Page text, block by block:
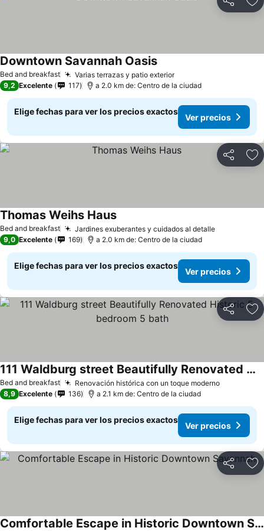
Compartir
Bed and breakfast Varias terrazas y patio exterior
Downtown Savannah Oasis
9,2 Excelente 117 a 2.0 km de: Centro de la ciudad
Elige fechas para ver los precios exactos
Ver precios
Compartir
Bed and breakfast Jardines exuberantes y cuidados al detalle
Thomas Weihs Haus
9,0 Excelente 169 a 2.0 km de: Centro de la ciudad
Elige fechas para ver los precios exactos
Ver precios
Compartir
Bed and breakfast Renovación histórica con un toque moderno
111 Waldburg street Beautifully Renovated Historic 5 bedroom 5 bath
8,9 Excelente 136 a 2.1 km de: Centro de la ciudad
Elige fechas para ver los precios exactos
Ver precios
Compartir
Comfortable Escape in Historic Downtown Savannah